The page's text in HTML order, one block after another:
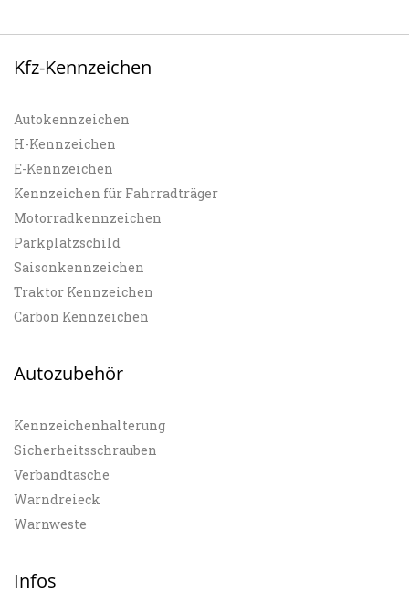
Kfz-Kennzeichen
Autokennzeichen
H-Kennzeichen
E-Kennzeichen
Kennzeichen für Fahrradträger
Motorradkennzeichen
Parkplatzschild
Saisonkennzeichen
Traktor Kennzeichen
Carbon Kennzeichen
Autozubehör
Kennzeichenhalterung
Sicherheitsschrauben
Verbandtasche
Warndreieck
Warnweste
Infos